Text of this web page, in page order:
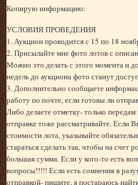
Копирую информацию:
УСЛОВИЯ ПРОВЕДЕНИЯ
1. Аукцион проводится с 15 по 18
2. Присылайте мне фото лотов с
Можно это делать с этого момента и
недель до аукциона фото станут
3. Дополнительно сообщаете
работу по почте, если готовы ли
Либо делаете отметку- только
отправке тоже рассматривайте. Если
стоимости лота, указывайте
стараться сделать так, чтобы на счет
большая сумма. Если у кого-то есть
вопросы!!!!! Если есть сомнения в
отправкой- пишите, я постараюсь